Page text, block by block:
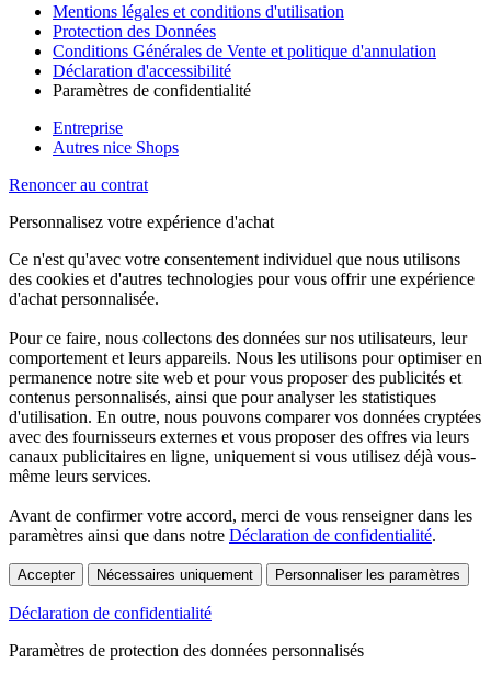
Mentions légales et conditions d'utilisation
Protection des Données
Conditions Générales de Vente et politique d'annulation
Déclaration d'accessibilité
Paramètres de confidentialité
Entreprise
Autres nice Shops
Renoncer au contrat
Personnalisez votre expérience d'achat
Ce n'est qu'avec votre consentement individuel que nous utilisons
des cookies et d'autres technologies pour vous offrir une expérience
d'achat personnalisée.
Pour ce faire, nous collectons des données sur nos utilisateurs, leur
comportement et leurs appareils. Nous les utilisons pour optimiser en
permanence notre site web et pour vous proposer des publicités et
contenus personnalisés, ainsi que pour analyser les statistiques
d'utilisation. En outre, nous pouvons comparer vos données cryptées
avec des fournisseurs externes et vous proposer des offres via leurs
canaux publicitaires en ligne, uniquement si vous utilisez déjà vous-
même leurs services.
Avant de confirmer votre accord, merci de vous renseigner dans les
paramètres ainsi que dans notre Déclaration de confidentialité.
Accepter Nécessaires uniquement Personnaliser les paramètres
Déclaration de confidentialité
Paramètres de protection des données personnalisés